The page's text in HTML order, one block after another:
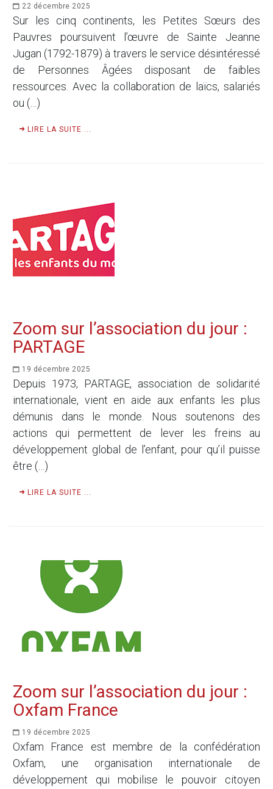
22 décembre 2025
Sur les cinq continents, les Petites Sœurs des
Pauvres poursuivent l’œuvre de Sainte Jeanne
Jugan (1792-1879) à travers le service désintéressé
de Personnes Âgées disposant de faibles
ressources. Avec la collaboration de laïcs, salariés
ou (…)
LIRE LA SUITE ...
Zoom sur l’association du jour :
PARTAGE
19 décembre 2025
Depuis 1973, PARTAGE, association de solidarité
internationale, vient en aide aux enfants les plus
démunis dans le monde. Nous soutenons des
actions qui permettent de lever les freins au
développement global de l’enfant, pour qu’il puisse
être (…)
LIRE LA SUITE ...
Zoom sur l’association du jour :
Oxfam France
19 décembre 2025
Oxfam France est membre de la confédération
Oxfam, une organisation internationale de
développement qui mobilise le pouvoir citoyen